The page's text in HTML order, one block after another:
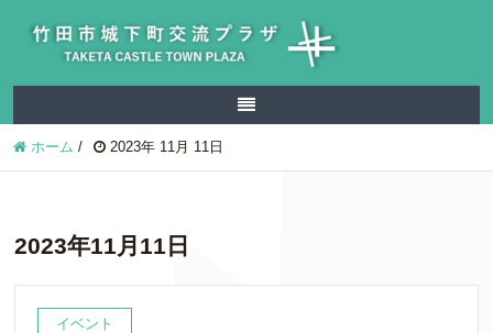
ホーム / 2023年 11月 11日
2023年11月11日
イベント